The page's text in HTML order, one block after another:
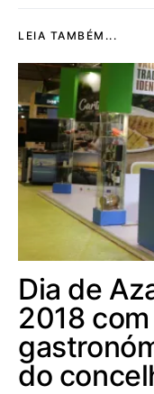
LEIA TAMBÉM...
Dia de
2018
do